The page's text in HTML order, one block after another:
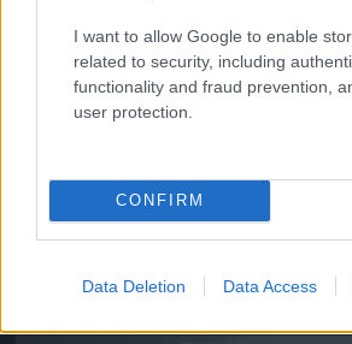
I want to allow Google to enable
related to security, including
functionality and fraud prevention,
user protection.
CONFIRM
Data Deletion Data Access
Úgy tartja, a nők 99 százaléka a